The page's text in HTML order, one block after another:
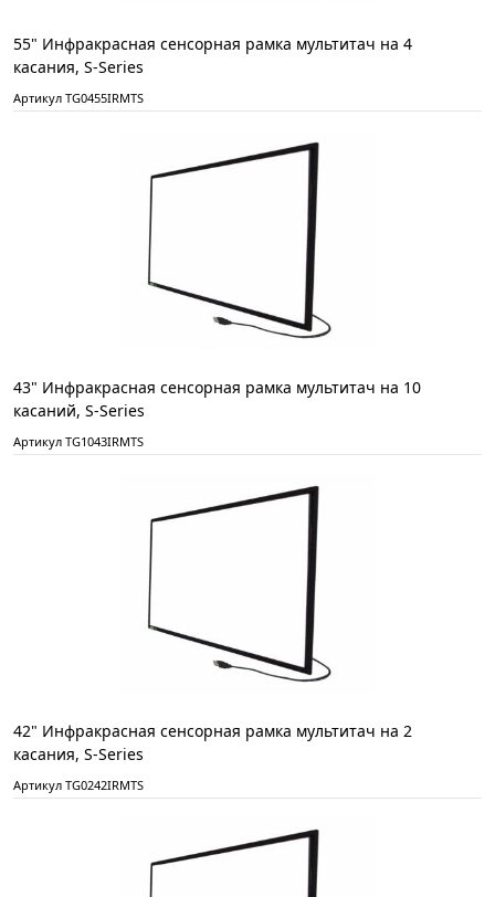
55" Инфракрасная сенсорная рамка мультитач на 4
касания, S-Series
Артикул TG0455IRMTS
43" Инфракрасная сенсорная рамка мультитач на 10
касаний, S-Series
Артикул TG1043IRMTS
42" Инфракрасная сенсорная рамка мультитач на 2
касания, S-Series
Артикул TG0242IRMTS